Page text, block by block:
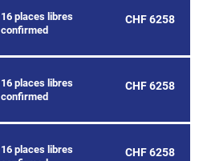
16 places libres
confirmed
CHF 6258
16 places libres
confirmed
CHF 6258
16 places libres
CHF 6258